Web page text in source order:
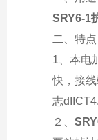
SRY6-1
二、特
1、本电
快，接
志
２、